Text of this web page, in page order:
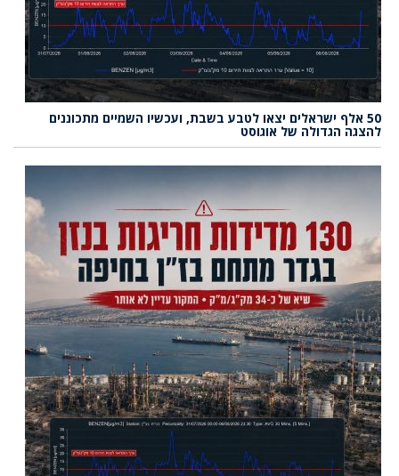
50 אלף ישראלים יצאו לטבע בשבת, ועכשיו השמיים מתכוננים
להצגה הגדולה של אוגוסט